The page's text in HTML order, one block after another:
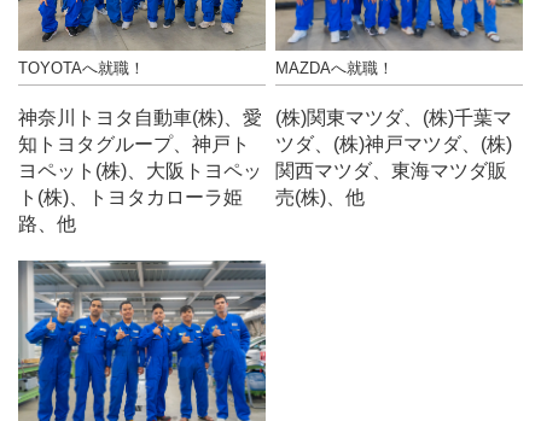
TOYOTAへ就職！
神奈川トヨタ自動車(株)、愛
知トヨタグループ、神戸ト
ヨペット(株)、大阪トヨペッ
ト(株)、トヨタカローラ姫
路、他
MAZDAへ就職！
(株)関東マツダ、(株)千葉マ
ツダ、(株)神戸マツダ、(株)
関西マツダ、東海マツダ販
売(株)、他